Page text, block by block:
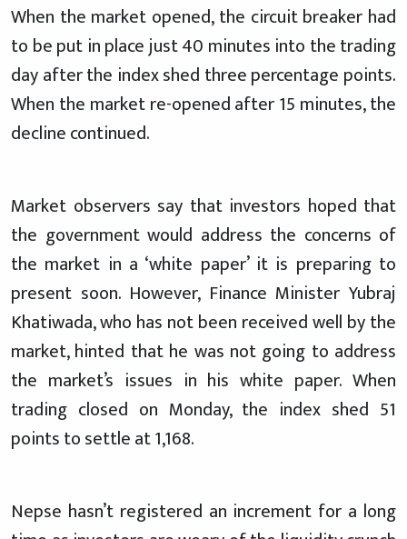
When the market opened, the circuit breaker had
to be put in place just 40 minutes into the trading
day after the index shed three percentage points.
When the market re-opened after 15 minutes, the
decline continued.
Market observers say that investors hoped that
the government would address the concerns of
the market in a ‘white paper’ it is preparing to
present soon. However, Finance Minister Yubraj
Khatiwada, who has not been received well by the
market, hinted that he was not going to address
the market’s issues in his white paper. When
trading closed on Monday, the index shed 51
points to settle at 1,168.
Nepse hasn’t registered an increment for a long